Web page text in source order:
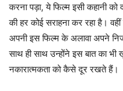
करना पड़ा, ये फिल्म इसी कहानी को
की हर कोई सराहना कर रहा है।
अपनी इस फिल्म के अलावा अपने
साथ ही साथ उन्होंने इस बात का
नकारात्मकता को कैसे दूर रखते हैं।